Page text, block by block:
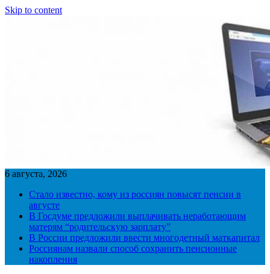
Skip to content
6 августа, 2026
Стало известно, кому из россиян повысят пенсии в
августе
В Госдуме предложили выплачивать неработающим
матерям “родительскую зарплату”
В России предложили ввести многодетный маткапитал
Россиянам назвали способ сохранить пенсионные
накопления